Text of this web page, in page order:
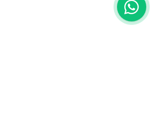
Librería Editorial Trilobites